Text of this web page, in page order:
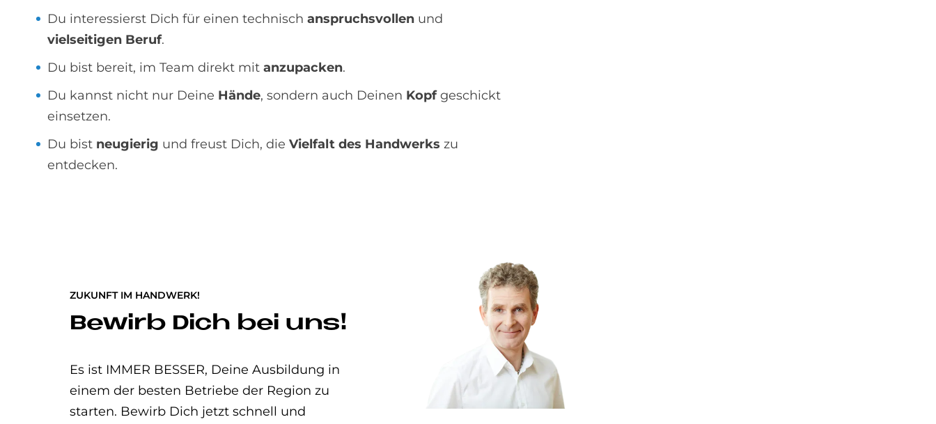
Du interessierst Dich für einen technisch anspruchsvollen und
vielseitigen Beruf.
Du bist bereit, im Team direkt mit anzupacken.
Du kannst nicht nur Deine Hände, sondern auch Deinen Kopfgeschickt
einsetzen.
Du bist neugierig und freust Dich, die Vielfalt des Handwerks zu
entdecken.
ZUKUNFT IM HANDWERK!
Be­wirb Dich bei uns!
Es ist IMMER BESSER, Deine Ausbildung in
einem der besten Betriebe der Region zu
starten. Bewirb Dich jetzt schnell und